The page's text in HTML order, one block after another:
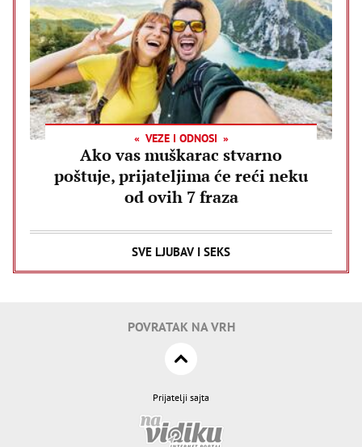
VEZE I ODNOSI
Ako vas muškarac stvarno
poštuje, prijateljima će reći neku
od ovih 7 fraza
SVE LJUBAV I SEKS
POVRATAK NA VRH
Prijatelji sajta